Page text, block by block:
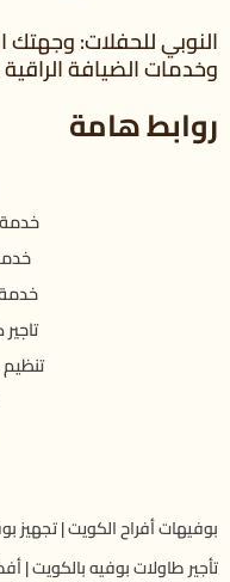
النوبي للحفلات: وجهتك
وخدمات الضيافة الراقية في
روابط هامة
خدمة
بوفيهات أفراح الكويت | تجهيز
تأجير طاولات بوفيه بالكويت |